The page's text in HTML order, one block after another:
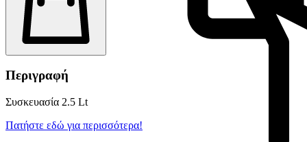
Περιγραφή
Συσκευασία 2.5 Lt
Πατήστε εδώ για περισσότερα!